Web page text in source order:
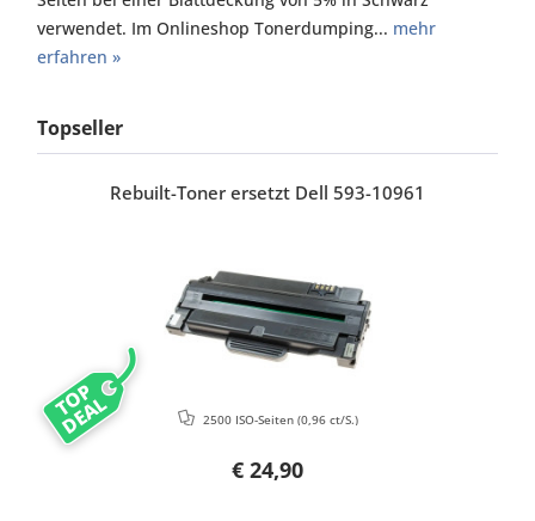
verwendet. Im Onlineshop Tonerdumping... mehr
erfahren »
Topseller
TOP
DEAL
Rebuilt-Toner ersetzt Dell 593-10961
€ 24,90
2500 ISO-Seiten (0,96 ct/S.)